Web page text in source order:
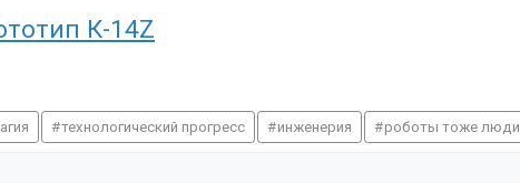
К-14Z
технологический прогресс инженерия роботы тоже люди